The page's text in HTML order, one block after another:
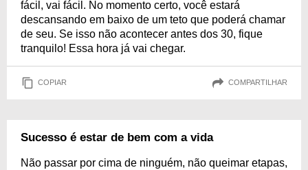
fácil, vai fácil. No momento certo, você estará
descansando em baixo de um teto que poderá chamar
de seu. Se isso não acontecer antes dos 30, fique
tranquilo! Essa hora já vai chegar.
COPIAR COMPARTILHAR
Sucesso é estar de bem com a vida
Não passar por cima de ninguém, não queimar etapas,